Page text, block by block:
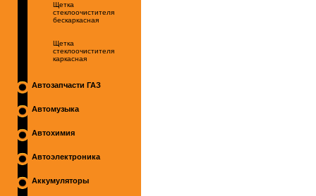
Щетка
стеклоочистителя
бескаркасная
Щетка
стеклоочистителя
каркасная
Автозапчасти ГАЗ
Автомузыка
Автохимия
Автоэлектроника
Аккумуляторы